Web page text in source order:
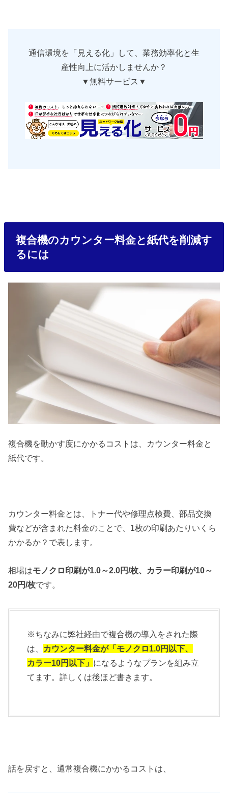
通信環境を「見える化」して、業務効率化と生
産性向上に活かしませんか？
▼無料サービス▼
複合機のカウンター料金と紙代を削減す
るには
複合機を動かす度にかかるコストは、カウンター料金と
紙代です。
カウンター料金とは、トナー代や修理点検費、部品交換
費などが含まれた料金のことで、1枚の印刷あたりいくら
かかるか？で表します。
相場はモノクロ印刷が1.0～2.0円/枚、カラー印刷が10～
20円/枚です。
※ちなみに弊社経由で複合機の導入をされた際
は、 カウンター料金が「モノクロ1.0円以下、
カラー10円以下」 になるようなプランを組み立
てます。詳しくは後ほど書きます。
話を戻すと、通常複合機にかかるコストは、